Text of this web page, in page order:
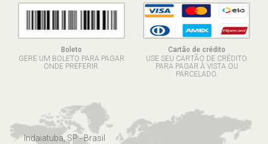
Boleto
GERE UM BOLETO PARA PAGAR
ONDE PREFERIR.
Cartão de crédito
USE SEU CARTÃO DE CRÉDITO
PARA PAGAR À VISTA OU
PARCELADO.
Indaiatuba, SP - Brasil